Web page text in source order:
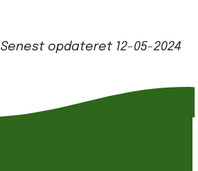
Senest opdateret 12-05-2024